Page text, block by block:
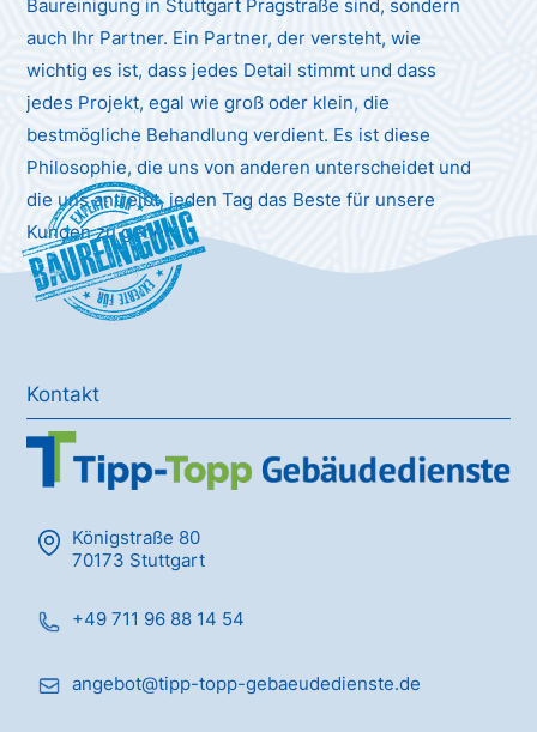
Baureinigung in Stuttgart Pragstraße sind, sondern
auch Ihr Partner. Ein Partner, der versteht, wie
wichtig es ist, dass jedes Detail stimmt und dass
jedes Projekt, egal wie groß oder klein, die
bestmögliche Behandlung verdient. Es ist diese
Philosophie, die uns von anderen unterscheidet und
die uns antreibt, jeden Tag das Beste für unsere
Kunden zu geben.
Baureinigung
Kontakt
Königstraße 80
70173 Stuttgart
+49 711 96 88 14 54
angebot@tipp-topp-gebaeudedienste.de